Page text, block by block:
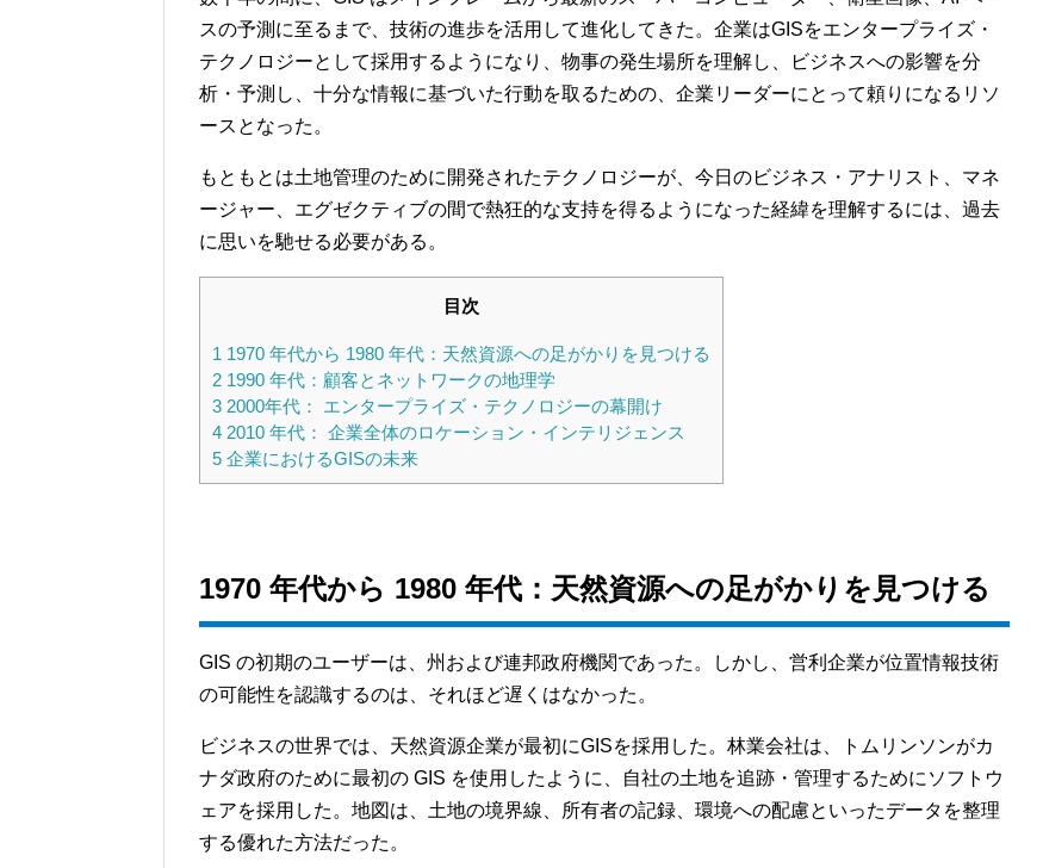
スの予測に至るまで、技術の進歩を活用して進化してきた。企業はGISをエンタープライズ・
テクノロジーとして採用するようになり、物事の発生場所を理解し、ビジネスへの影響を分
析・予測し、十分な情報に基づいた行動を取るための、企業リーダーにとって頼りになるリソ
ースとなった。
もともとは土地管理のために開発されたテクノロジーが、今日のビジネス・アナリスト、マネ
ージャー、エグゼクティブの間で熱狂的な支持を得るようになった経緯を理解するには、過去
に思いを馳せる必要がある。
目次
1 1970 年代から 1980 年代：天然資源への足がかりを見つける
2 1990 年代：顧客とネットワークの地理学
3 2000年代： エンタープライズ・テクノロジーの幕開け
4 2010 年代： 企業全体のロケーション・インテリジェンス
5 企業におけるGISの未来
1970 年代から 1980 年代：天然資源への足がかりを見つける
GIS の初期のユーザーは、州および連邦政府機関であった。しかし、営利企業が位置情報技術
の可能性を認識するのは、それほど遅くはなかった。
ビジネスの世界では、天然資源企業が最初にGISを採用した。林業会社は、トムリンソンがカ
ナダ政府のために最初の GIS を使用したように、自社の土地を追跡・管理するためにソフトウ
ェアを採用した。地図は、土地の境界線、所有者の記録、環境への配慮といったデータを整理
する優れた方法だった。